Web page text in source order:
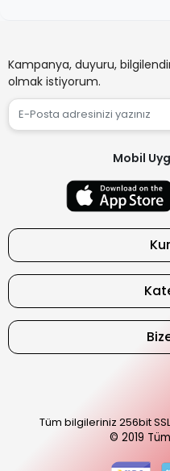
Kampanya, duyuru,
olmak istiyorum.
Mobil
Tüm bilgileriniz 256bit
© 2019